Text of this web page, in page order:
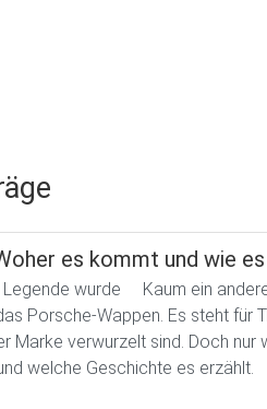
es kommt und wie
Legende wurde Kaum ein
Porsche-Wappen. Es steht für
Marke verwurzelt sind. Doch
welche Geschichte es erzählt.